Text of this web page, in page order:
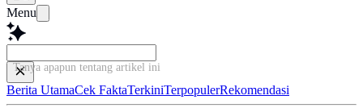
Menu
Tanya apapun tentang artikel ini...
Berita UtamaCek FaktaTerkiniTerpopulerRekomendasi